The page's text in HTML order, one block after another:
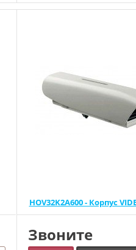
HOV32K2A600 - Корпус
Звоните